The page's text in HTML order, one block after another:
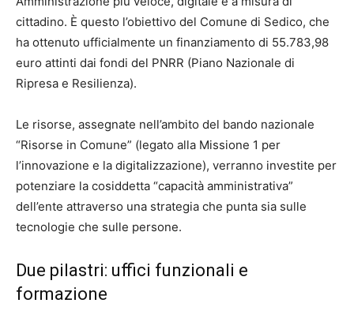
cittadino. È questo l’obiettivo del Comune di Sedico, che
ha ottenuto ufficialmente un finanziamento di 55.783,98
euro attinti dai fondi del PNRR (Piano Nazionale di
Ripresa e Resilienza).
Le risorse, assegnate nell’ambito del bando nazionale
“Risorse in Comune” (legato alla Missione 1 per
l’innovazione e la digitalizzazione), verranno investite per
potenziare la cosiddetta “capacità amministrativa”
dell’ente attraverso una strategia che punta sia sulle
tecnologie che sulle persone.
Due pilastri: uffici funzionali e
formazione